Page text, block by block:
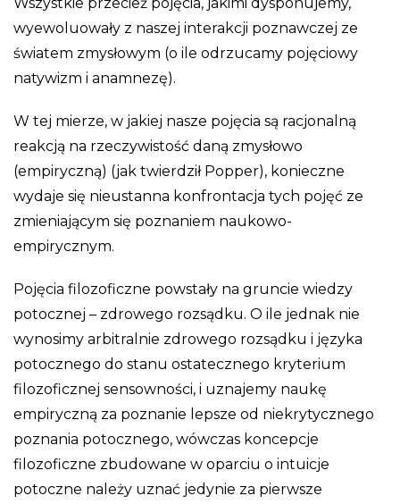
wyewoluowały z naszej interakcji poznawczej ze
światem zmysłowym (o ile odrzucamy pojęciowy
natywizm i anamnezę).
W tej mierze, w jakiej nasze pojęcia są racjonalną
reakcją na rzeczywistość daną zmysłowo
(empiryczną) (jak twierdził Popper), konieczne
wydaje się nieustanna konfrontacja tych pojęć ze
zmieniającym się poznaniem naukowo-
empirycznym.
Pojęcia filozoficzne powstały na gruncie wiedzy
potocznej – zdrowego rozsądku. O ile jednak nie
wynosimy arbitralnie zdrowego rozsądku i języka
potocznego do stanu ostatecznego kryterium
filozoficznej sensowności, i uznajemy naukę
empiryczną za poznanie lepsze od niekrytycznego
poznania potocznego, wówczas koncepcje
filozoficzne zbudowane w oparciu o intuicje
potoczne należy uznać jedynie za pierwsze